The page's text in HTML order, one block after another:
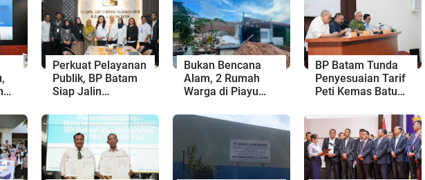
Perkuat Pelayanan
Publik, BP Batam
Siap Jalin
Kantor Bahasa
Kepri
Bukan Bencana
Alam, 2 Rumah
Warga di Piayu
Proyek Cut and Fill
BP Batam Tunda
Penyesuaian Tarif
Peti Kemas Batu
Agustus 2026